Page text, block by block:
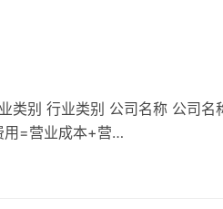
类别 行业类别 公司名称 公司名
用=营业成本+营…